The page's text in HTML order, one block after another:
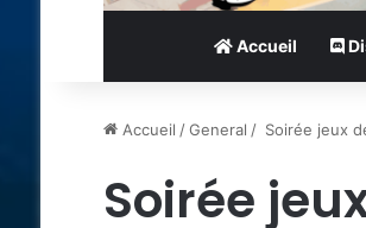
Accueil
Accueil /General / Soirée jeux
Soirée